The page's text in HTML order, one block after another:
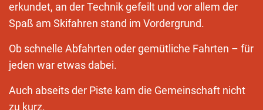
erkundet, an der Technik gefeilt und vor allem der
Spaß am Skifahren stand im Vordergrund.
Ob schnelle Abfahrten oder gemütliche Fahrten – für
jeden war etwas dabei.
Auch abseits der Piste kam die Gemeinschaft nicht
zu kurz.